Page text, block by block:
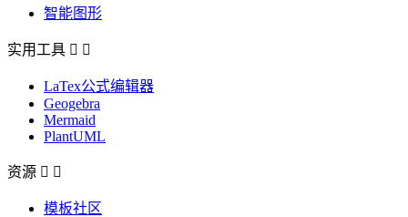
智能图形
实用工具  
LaTex公式编辑器
Geogebra
Mermaid
PlantUML
资源  
模板社区